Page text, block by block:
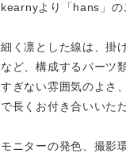
kearnyより「hans」の
細く凛とした線は、掛
など、構成するパーツ
すぎない雰囲気のよさ
で長くお付き合いいた
モニターの発色、撮影